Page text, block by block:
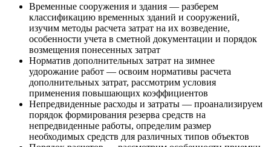
Временные сооружения и здания — разберем
классификацию временных зданий и сооружений,
изучим методы расчета затрат на их возведение,
особенности учета в сметной документации и порядок
возмещения понесенных затрат
Норматив дополнительных затрат на зимнее
удорожание работ — освоим нормативы расчета
дополнительных затрат, рассмотрим условия
применения повышающих коэффициентов
Непредвиденные расходы и затраты — проанализируем
порядок формирования резерва средств на
непредвиденные работы, определим размер
необходимых средств для различных типов объектов